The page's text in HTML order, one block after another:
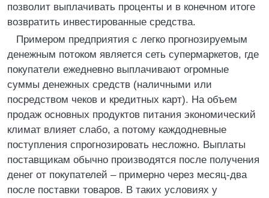
позволит выплачивать проценты и в конечном итоге
возвратить инвестированные средства.
Примером предприятия с легко прогнозируемым
денежным потоком является сеть супермаркетов, где
покупатели ежедневно выплачивают огромные
суммы денежных средств (наличными или
посредством чеков и кредитных карт). На объем
продаж основных продуктов питания экономический
климат влияет слабо, а потому каждодневные
поступления спрогнозировать несложно. Выплаты
поставщикам обычно производятся после получения
денег от покупателей – примерно через месяц-два
после поставки товаров. В таких условиях у